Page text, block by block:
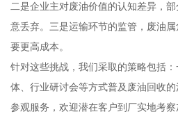
二是企业主对废油价值的认知差异，
意丢弃。三是运输环节的监管，废油
要更高成本。
针对这些挑战，我们采取的策略包括
体、行业研讨会等方式普及废油回收
参观服务，欢迎潜在客户到厂实地考